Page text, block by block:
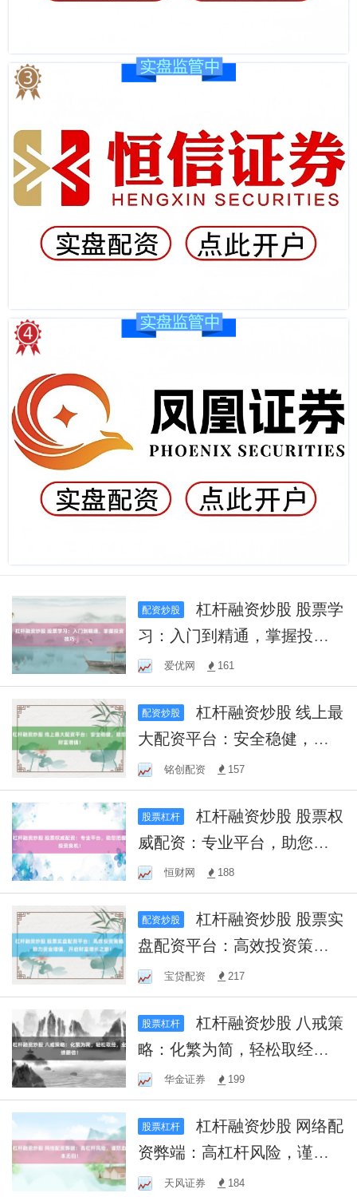
配资炒股
杠杆融资炒股 股票学
习：入门到精通，掌握投资
技巧爱优网 161
配资炒股
杠杆融资炒股 线上最
大配资平台：安全稳健，助
您财富增值！
铭创配资 157
股票杠杆
杠杆融资炒股 股票权
威配资：专业平台，助您把
握投资良机！
恒财网 188
配资炒股
杠杆融资炒股 股票实
盘配资平台：高效投资策
略，助力资金增值，开启财
富增长之旅！
宝贷配资 217
股票杠杆
杠杆融资炒股 八戒策
略：化繁为简，轻松取经，
业绩翻倍！
华金证券 199
股票杠杆
杠杆融资炒股 网络配
资弊端：高杠杆风险，谨防
血本无归！
天风证券 184